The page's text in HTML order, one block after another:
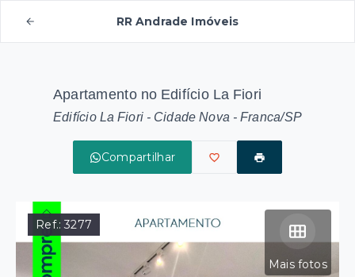
RR Andrade Imóveis
Apartamento no Edifício La Fiori
Edifício La Fiori - Cidade Nova - Franca/SP
Compartilhar
Mais fotos
Ref.:3277